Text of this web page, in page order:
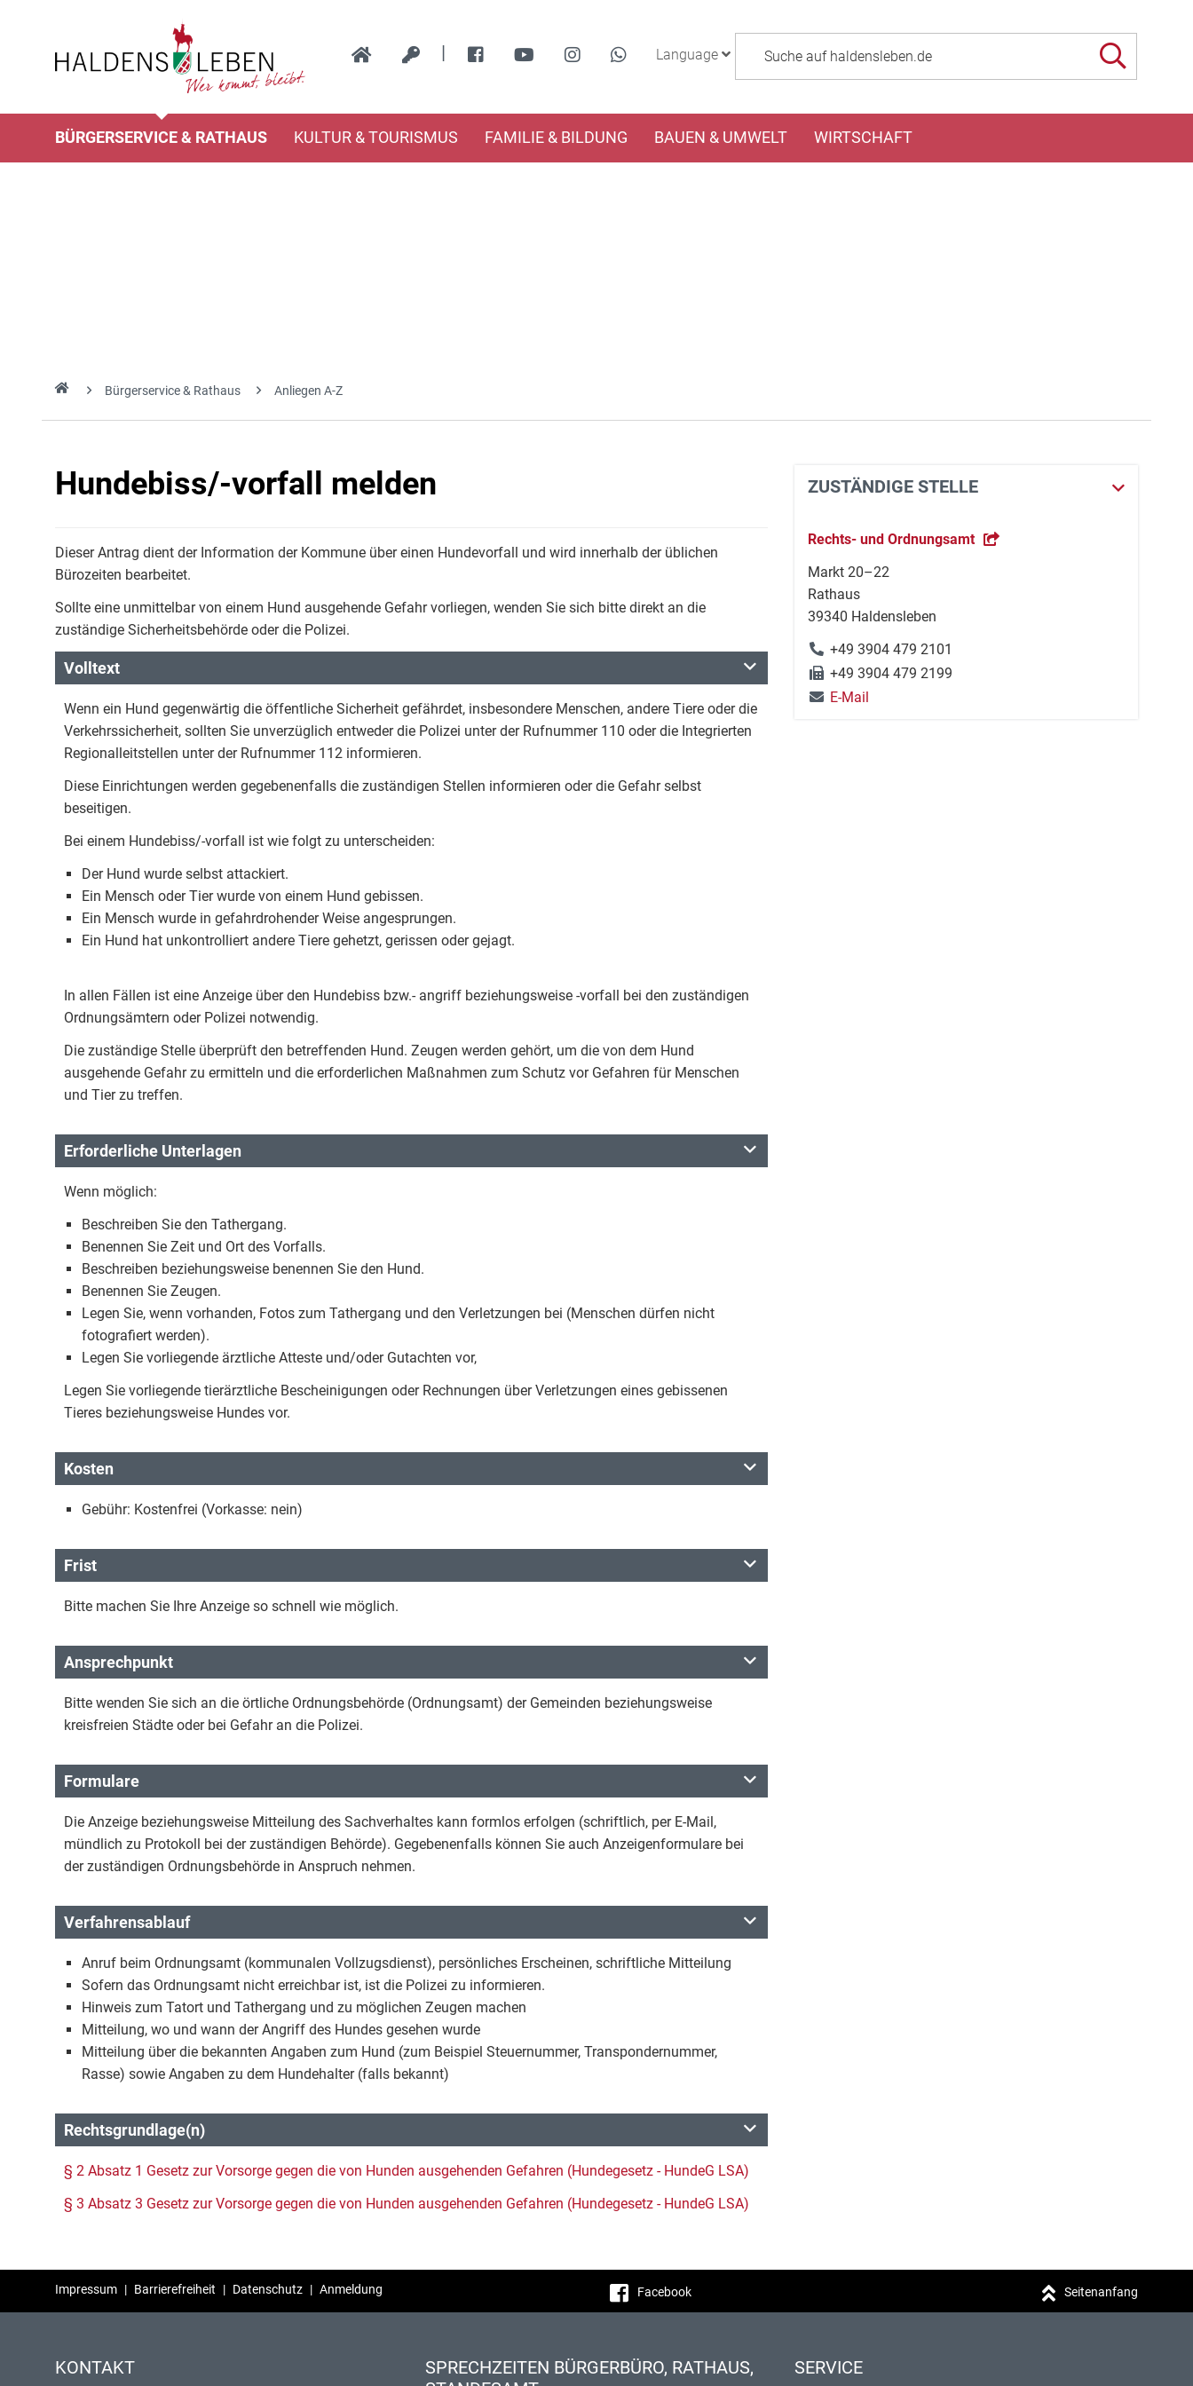
| Language
BÜRGERSERVICE & RATHAUS KULTUR & TOURISMUS FAMILIE & BILDUNG BAUEN & UMWELT WIRTSCHAFT
Bürgerservice & Rathaus Anliegen A-Z
Hundebiss/-vorfall melden
Dieser Antrag dient der Information der Kommune über einen Hundevorfall und wird innerhalb der üblichen
Bürozeiten bearbeitet.
Sollte eine unmittelbar von einem Hund ausgehende Gefahr vorliegen, wenden Sie sich bitte direkt an die
zuständige Sicherheitsbehörde oder die Polizei.
Volltext
Wenn ein Hund gegenwärtig die öffentliche Sicherheit gefährdet, insbesondere Menschen, andere Tiere oder die
Verkehrssicherheit, sollten Sie unverzüglich entweder die Polizei unter der Rufnummer 110 oder die Integrierten
Regionalleitstellen unter der Rufnummer 112 informieren.
Diese Einrichtungen werden gegebenenfalls die zuständigen Stellen informieren oder die Gefahr selbst
beseitigen.
Bei einem Hundebiss/-vorfall ist wie folgt zu unterscheiden:
Der Hund wurde selbst attackiert.
Ein Mensch oder Tier wurde von einem Hund gebissen.
Ein Mensch wurde in gefahrdrohender Weise angesprungen.
Ein Hund hat unkontrolliert andere Tiere gehetzt, gerissen oder gejagt.
In allen Fällen ist eine Anzeige über den Hundebiss bzw.- angriff beziehungsweise -vorfall bei den zuständigen
Ordnungsämtern oder Polizei notwendig.
Die zuständige Stelle überprüft den betreffenden Hund. Zeugen werden gehört, um die von dem Hund
ausgehende Gefahr zu ermitteln und die erforderlichen Maßnahmen zum Schutz vor Gefahren für Menschen
und Tier zu treffen.
Erforderliche Unterlagen
Wenn möglich:
Beschreiben Sie den Tathergang.
Benennen Sie Zeit und Ort des Vorfalls.
Beschreiben beziehungsweise benennen Sie den Hund.
Benennen Sie Zeugen.
Legen Sie, wenn vorhanden, Fotos zum Tathergang und den Verletzungen bei (Menschen dürfen nicht
fotografiert werden).
Legen Sie vorliegende ärztliche Atteste und/oder Gutachten vor,
Legen Sie vorliegende tierärztliche Bescheinigungen oder Rechnungen über Verletzungen eines gebissenen
Tieres beziehungsweise Hundes vor.
Kosten
Gebühr: Kostenfrei (Vorkasse: nein)
Frist
Bitte machen Sie Ihre Anzeige so schnell wie möglich.
Ansprechpunkt
Bitte wenden Sie sich an die örtliche Ordnungsbehörde (Ordnungsamt) der Gemeinden beziehungsweise
kreisfreien Städte oder bei Gefahr an die Polizei.
Formulare
Die Anzeige beziehungsweise Mitteilung des Sachverhaltes kann formlos erfolgen (schriftlich, per E-Mail,
mündlich zu Protokoll bei der zuständigen Behörde). Gegebenenfalls können Sie auch Anzeigenformulare bei
der zuständigen Ordnungsbehörde in Anspruch nehmen.
Verfahrensablauf
Anruf beim Ordnungsamt (kommunalen Vollzugsdienst), persönliches Erscheinen, schriftliche Mitteilung
Sofern das Ordnungsamt nicht erreichbar ist, ist die Polizei zu informieren.
Hinweis zum Tatort und Tathergang und zu möglichen Zeugen machen
Mitteilung, wo und wann der Angriff des Hundes gesehen wurde
Mitteilung über die bekannten Angaben zum Hund (zum Beispiel Steuernummer, Transpondernummer,
Rasse) sowie Angaben zu dem Hundehalter (falls bekannt)
Rechtsgrundlage(n)
§ 2 Absatz 1 Gesetz zur Vorsorge gegen die von Hunden ausgehenden Gefahren (Hundegesetz - HundeG LSA)
§ 3 Absatz 3 Gesetz zur Vorsorge gegen die von Hunden ausgehenden Gefahren (Hundegesetz - HundeG LSA)
ZUSTÄNDIGE STELLE
Rechts- und Ordnungsamt
Markt 20–22
Rathaus
39340 Haldensleben
+49 3904 479 2101
+49 3904 479 2199
E-Mail
Impressum | Barrierefreiheit | Datenschutz | Anmeldung Facebook Seitenanfang
KONTAKT
SPRECHZEITEN BÜRGERBÜRO, RATHAUS,
SERVICE